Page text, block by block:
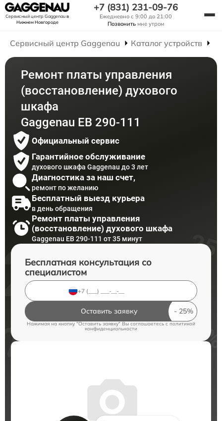
Сервисный центр Gaggenauв
Нижнем Новгороде
+7 (831) 231-09-76
Ежедневно с 9:00 до 21:00
Позвонить мне утром
Сервисный центр Gaggenau Каталог устройств
Ремонт платы управления
(восстановление) духового
шкафа
Gaggenau EB 290-111
Официальный сервис
Гарантийное обслуживание
духового шкафа Gaggenau до 3 лет
Диагностика за наш счет,
ремонт по желанию
Бесплатный выезд курьера
в день обращения
Ремонт платы управления
(восстановление) духового шкафа
Gaggenau EB 290-111 от 35 минут
Бесплатная консультация со
специалистом
Оставить заявку
Нажимая на кнопку "Оставить заявку" Вы соглашаетесь cполитикой
конфиденциальности